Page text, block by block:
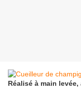
Réalisé à main